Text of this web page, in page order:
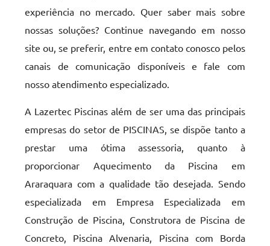
experiência no mercado. Quer saber mais sobre
nossas soluções? Continue navegando em nosso
site ou, se preferir, entre em contato conosco pelos
canais de comunicação disponíveis e fale com
nosso atendimento especializado.
A Lazertec Piscinas além de ser uma das principais
empresas do setor de PISCINAS, se dispõe tanto a
prestar uma ótima assessoria, quanto à
proporcionar Aquecimento da Piscina em
Araraquara com a qualidade tão desejada. Sendo
especializada em Empresa Especializada em
Construção de Piscina, Construtora de Piscina de
Concreto, Piscina Alvenaria, Piscina com Borda